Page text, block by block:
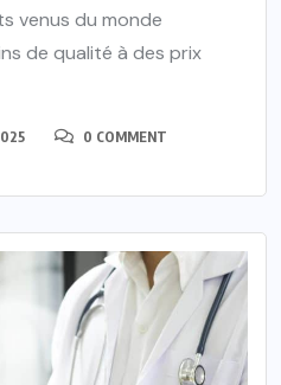
venus du monde
de qualité à des prix
0 COMMENT